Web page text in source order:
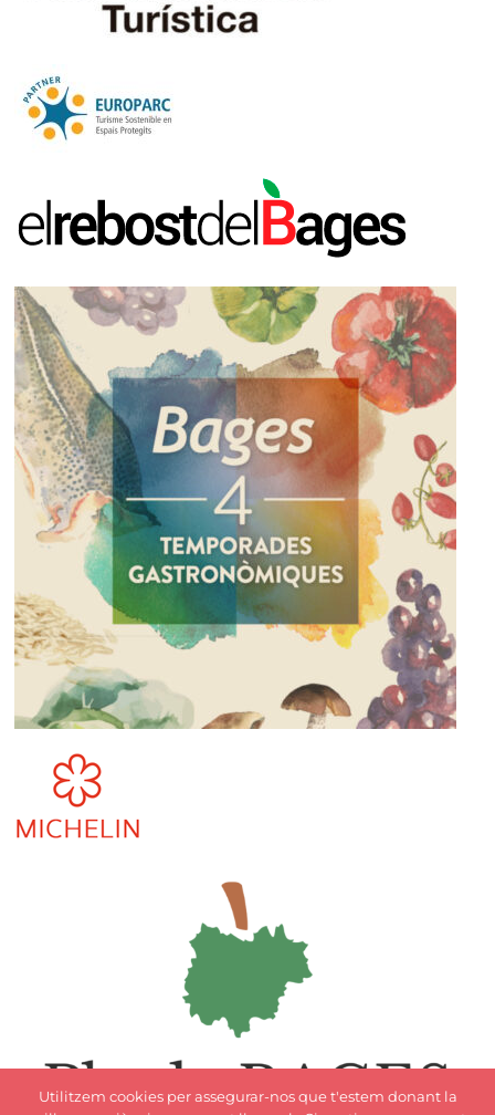
Utilitzem cookies per assegurar-nos que t'estem donant la